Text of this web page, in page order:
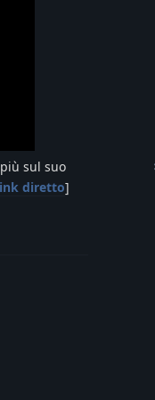
sul suo
diretto]